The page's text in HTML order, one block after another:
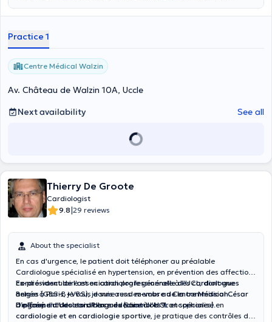
disorders, pre-operative cardiac assessments, sports cardiology
Practice 1
Centre Médical Walzin
Av. Château de Walzin 10A, Uccle
Next availability
See all
Thierry De Groote
Cardiologist
9.8|29 reviews
About the specialist
En cas d'urgence, le patient doit téléphoner au préalable
Cardiologue spécialisé en hypertension, en prévention des affections
cardio-vasculaire et en cardiologie générale à l’UCL, dont une
année à Paris, je vous donne rendez-vous auCentre Médical César
De Paepe d'UcclesisPlace de Saint-Job 9.
Ex-président de l’association professionnelle des cardiologues
Belges(GBS-B+VBS), je suis aussimembre de la commission
d’agrément des cardiologues(chambres francophones).
Diplômé d’un doctorat en médecine à l’UCL et spécialisé en
cardiologie et en cardiologie sportive, je pratique des contrôles des